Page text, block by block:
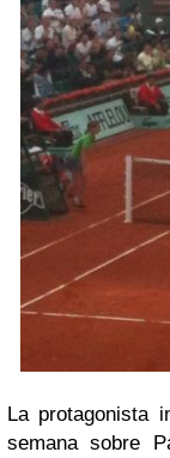
La protagonista
semana sobre